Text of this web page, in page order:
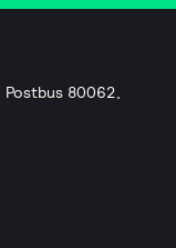
Postbus 80062,